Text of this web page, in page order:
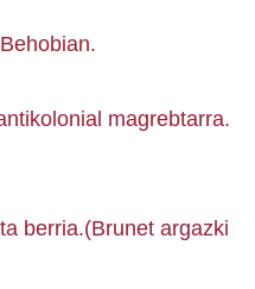
magrebtarra.
berria.(Brunet argazki